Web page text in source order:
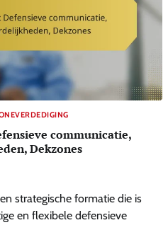
communicatie,
Dekzones
strategische formatie die is
en flexibele defensieve